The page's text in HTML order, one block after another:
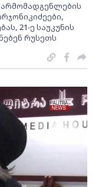
21-ე საუკუნის
რუსეთს